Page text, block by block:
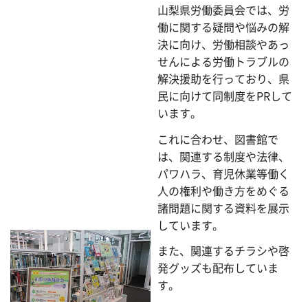
山梨県労働委員会では、労
働に関する疑問や悩みの解
決に向け、労働相談やあっ
せんによる労働トラブルの
解決援助を行っており、県
民に向けて同制度をPRして
います。
これに合わせ、図書館で
は、関連する制度や法律、
パワハラ、育児休業等働く
人の権利や働き方をめぐる
諸問題に関する資料を展示
しています。
また、関連するチラシや啓
発グッズも配布していま
す。